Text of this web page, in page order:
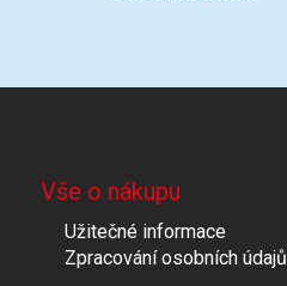
Vše o nákupu
Užitečné informace
Zpracování osobních údajů